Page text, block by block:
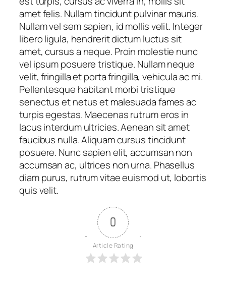
amet felis. Nullam tincidunt pulvinar mauris.
Nullam vel sem sapien, id mollis velit. Integer
libero ligula, hendrerit dictum luctus sit
amet, cursus a neque. Proin molestie nunc
vel ipsum posuere tristique. Nullam neque
velit, fringilla et porta fringilla, vehicula ac mi.
Pellentesque habitant morbi tristique
senectus et netus et malesuada fames ac
turpis egestas. Maecenas rutrum eros in
lacus interdum ultricies. Aenean sit amet
faucibus nulla. Aliquam cursus tincidunt
posuere. Nunc sapien elit, accumsan non
accumsan ac, ultrices non urna. Phasellus
diam purus, rutrum vitae euismod ut, lobortis
quis velit.
0
Article Rating